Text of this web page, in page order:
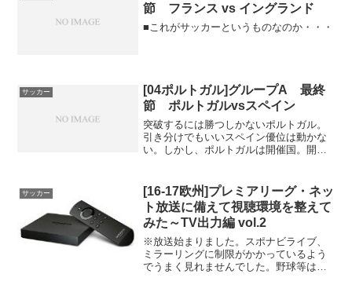
節 フランス vs イングランド
■これがサッカーというものなのか・・・
サッカー
[04ポルトガル]グループA 最終
節 ポルトガルvsスペイン
突破するには勝つしかないポルトガル。
引き分けでもいいスペイン優位は動かな
い。しかし、ポルトガルは開催国。開催
サッカー
[16-17欧州]プレミアリーグ・ネッ
ト放送に備えて視聴環境を整えて
みた～TV出力編 vol.2
※放送始まりました。スポナビライブ、
ミラーリングに制限がかかっているよう
でうまく見れませんでした。野球等はみ